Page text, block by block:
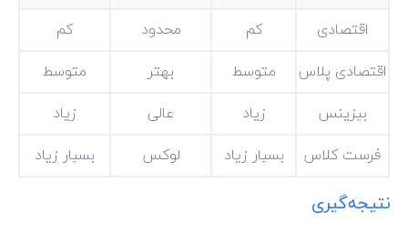
اقتصادی کم محدود کم
اقتصادی پلاس متوسط بهتر متوسط
بیزینس زیاد عالی زیاد
فرست کلاس بسیار زیاد لوکس بسیار زیاد
نتیجه‌گیری